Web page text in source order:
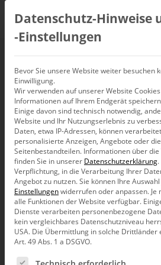
Balken nicht beschneiden
Datenschutz-Hinweise
‑Einstellungen
Bevor Sie unsere Website weiter besuchen
Einwilligung.
Wir verwenden auf unserer Website
Informationen auf Ihrem Endgerät
Einige davon sind technisch notwendig,
Website und Ihr Nutzungserlebnis zu
Daten, etwa IP-Adressen, können
personalisierte Anzeigen, Angebote oder
Seitenbestandteilen. Informationen über
finden Sie in unserer Datenschutzerklärung.
Verpflichtung, in die Verarbeitung Ihrer
Angebot zu nutzen.Sie können Ihre
Einstellungenwiderrufen oder anpassen. Je
alle Funktionen der Website verfügbar.
Dienste verarbeiten personenbezogene
kein vergleichbares Datenschutzniveau
USA. Die Übermittlung in solche
Art. 49 Abs. 1 a DSGVO.
Es folgt eine Liste der Service-